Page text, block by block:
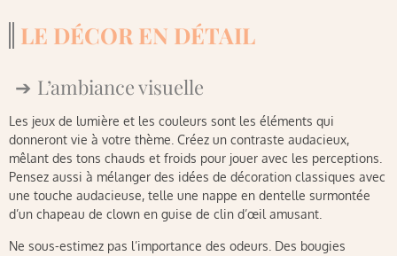
LE DÉCOR EN DÉTAIL
L’ambiance visuelle
Les jeux de lumière et les couleurs sont les éléments qui
donneront vie à votre thème. Créez un contraste audacieux,
mêlant des tons chauds et froids pour jouer avec les perceptions.
Pensez aussi à mélanger des idées de décoration classiques avec
une touche audacieuse, telle une nappe en dentelle surmontée
d’un chapeau de clown en guise de clin d’œil amusant.
Ne sous-estimez pas l’importance des odeurs. Des bougies